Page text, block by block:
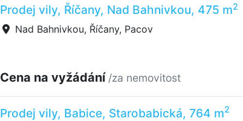
Prodej vily, Říčany, Nad Bahnivkou, 475 m2
Nad Bahnivkou, Říčany, Pacov
Cena na vyžádání /za nemovitost
Prodej vily, Babice, Starobabická, 764 m2